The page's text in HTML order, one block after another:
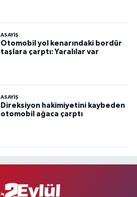
ASAYİŞ
Otomobil yol kenarındaki bordür
taşlara çarptı: Yaralılar var
ASAYİŞ
Direksiyon hakimiyetini kaybeden
otomobil ağaca çarptı